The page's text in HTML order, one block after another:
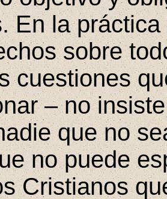
En la
sobre
cuestiones
– no
que no
no puede
Cristianos